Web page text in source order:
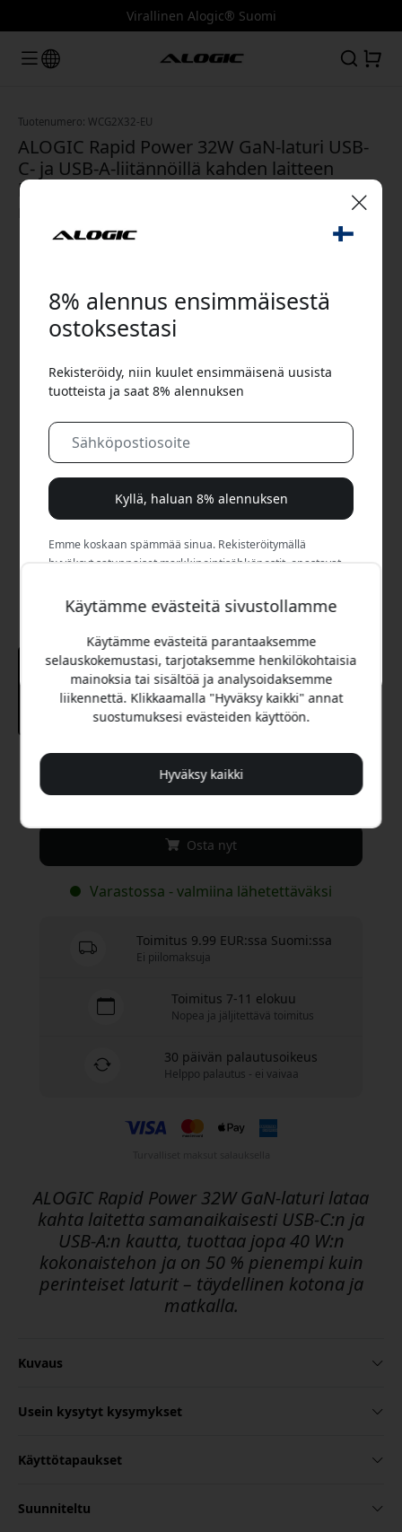
Virallinen Alogic® Suomi
Tuotenumero: WCG2X32-EU
ALOGIC Rapid Power 32W GaN-laturi USB-
C- ja USB-A-liitännöillä kahden laitteen
lataamiseen samanaikaisesti kotona ja
Suositeltava hinta
49.99 EUR
Osta nyt
Varastossa - valmiina lähetettäväksi
Toimitus 9.99 EUR:ssa Suomi:ssa
Ei piilomaksuja
Toimitus 7-11 elokuu
Nopea ja jäljitettävä toimitus
30 päivän palautusoikeus
Helppo palautus - ei vaivaa
ALOGIC Rapid Power 32W GaN-laturi lataa
kahta laitetta samanaikaisesti USB-C:n ja
USB-A:n kautta, tuottaa jopa 40 W:n
kokonaistehon ja on 50 % pienempi kuin
perinteiset laturit – täydellinen kotona ja
matkalla.
Kuvaus
Usein kysytyt kysymykset
Käyttötapaukset
Suunniteltu
Käytämme evästeitä sivustollamme
Käytämme evästeitä parantaaksemme
selauskokemustasi, tarjotaksemme henkilökohtaisia
mainoksia tai sisältöä ja analysoidaksemme
liikennettä. Klikkaamalla "Hyväksy kaikki" annat
suostumuksesi evästeiden käyttöön.
Hyväksy kaikki
8% alennus ensimmäisestä
ostoksestasi
Rekisteröidy, niin kuulet ensimmäisenä uusista
tuotteista ja saat 8% alennuksen
Kyllä, haluan 8% alennuksen
Emme koskaan spämmää sinua. Rekisteröitymällä
hyväksyt satunnaiset markkinointisähköpostit, opastavat
🎉 Alennuskoodisi:
Käytä tätä koodia kassalla saadaksesi 8%
alennuksen.